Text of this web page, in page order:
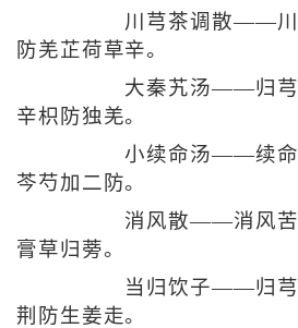
川芎茶调散——川
防羌芷荷草辛。
大秦艽汤——归芎
辛枳防独羌。
小续命汤——续命
芩芍加二防。
消风散——消风苦
膏草归蒡。
当归饮子——归芎
荆防生姜走。